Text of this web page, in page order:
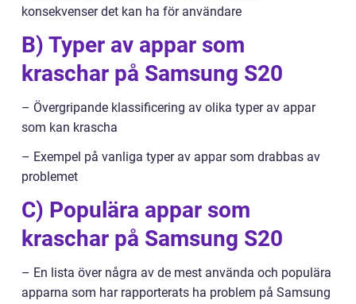
konsekvenser det kan ha för användare
B) Typer av appar som
kraschar på Samsung S20
– Övergripande klassificering av olika typer av appar
som kan krascha
– Exempel på vanliga typer av appar som drabbas av
problemet
C) Populära appar som
kraschar på Samsung S20
– En lista över några av de mest använda och populära
apparna som har rapporterats ha problem på Samsung